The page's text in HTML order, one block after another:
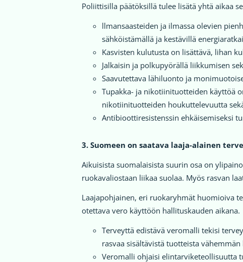
Poliittisilla päätöksillä tulee lisätä yhtä aikaa
llmansaasteiden ja ilmassa olevien
sähköistämällä ja kestävillä
Kasvisten kulutusta on lisättävä, lihan
Jalkaisin ja polkupyörällä liikkumisen
Saavutettava lähiluonto ja
Tupakka- ja nikotiinituotteiden käyttöä
nikotiinituotteiden houkuttelevuutta
Antibioottiresistenssin ehkäisemiseksi
3. Suomeen on saatava laaja-alainen
Aikuisista suomalaisista suurin osa on
ruokavaliostaan liikaa suolaa. Myös rasvan
Laajapohjainen, eri ruokaryhmät huomioiva
otettava vero käyttöön hallituskauden aikana.
Terveyttä edistävä veromalli tekisi
rasvaa sisältävistä tuotteista
Veromalli ohjaisi elintarviketeollisuutta